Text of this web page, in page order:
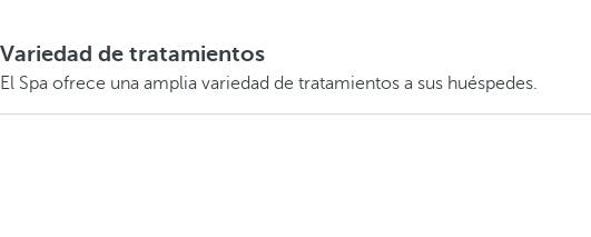
Variedad de tratamientos
El Spa ofrece una amplia variedad de tratamientos a sus huéspedes.